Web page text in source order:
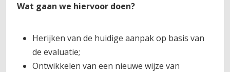
Wat gaan we hiervoor doen?
Herijken van de huidige aanpak op basis van
de evaluatie;
Ontwikkelen van een nieuwe wijze van